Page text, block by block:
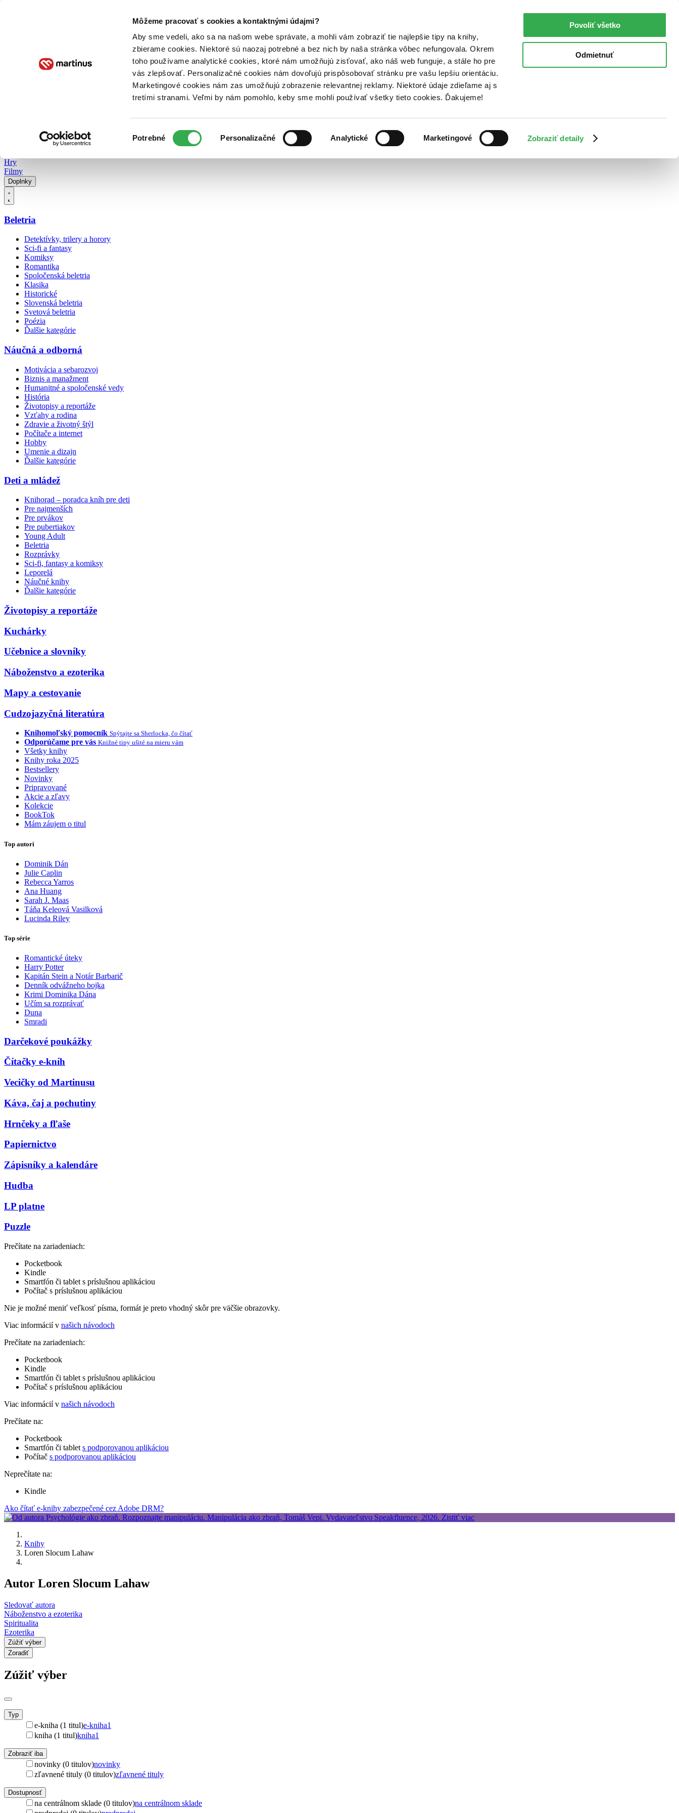
Môžeme pracovať s cookies a kontaktnými údajmi?
Aby sme vedeli, ako sa na našom webe správate, a mohli vám zobraziť tie najlepšie tipy na knihy,
zbierame cookies. Niektoré sú naozaj potrebné a bez nich by naša stránka vôbec nefungovala. Okrem
toho používame analytické cookies, ktoré nám umožňujú zisťovať, ako náš web funguje, a stále ho pre
vás zlepšovať. Personalizačné cookies nám dovoľujú prispôsobovať stránku pre vašu lepšiu orientáciu.
Marketingové cookies nám zas umožňujú zobrazenie relevantnej reklamy. Niektoré údaje zdieľame aj s
tretími stranami. Veľmi by nám pomohlo, keby sme mohli používať všetky tieto cookies. Ďakujeme!
súhlasu
Potrebné Personalizačné Analytické Marketingové Zobraziť detaily
Povoliť všetko
Odmietnuť
Poukážky Kontakt
Hry
Filmy
Doplnky
Beletria
Detektívky, trilery a horory
Sci-fi a fantasy
Komiksy
Romantika
Spoločenská beletria
Klasika
Historické
Slovenská beletria
Svetová beletria
Poézia
Ďalšie kategórie
Náučná a odborná
Motivácia a sebarozvoj
Biznis a manažment
Humanitné a spoločenské vedy
História
Životopisy a reportáže
Vzťahy a rodina
Zdravie a životný štýl
Počítače a internet
Hobby
Umenie a dizajn
Ďalšie kategórie
Deti a mládež
Knihorad – poradca kníh pre deti
Pre najmenších
Pre prvákov
Pre pubertiakov
Young Adult
Beletria
Rozprávky
Sci-fi, fantasy a komiksy
Leporelá
Náučné knihy
Ďalšie kategórie
Životopisy a reportáže
Kuchárky
Učebnice a slovníky
Náboženstvo a ezoterika
Mapy a cestovanie
Cudzojazyčná literatúra
Knihomoľský pomocník Spýtajte sa Sherlocka, čo čítať
Odporúčame pre vás Knižné tipy ušité na mieru vám
Všetky knihy
Knihy roka 2025
Bestsellery
Novinky
Pripravované
Akcie a zľavy
Kolekcie
BookTok
Mám záujem o titul
Top autori
Dominik Dán
Julie Caplin
Rebecca Yarros
Ana Huang
Sarah J. Maas
Táňa Keleová Vasilková
Lucinda Riley
Top série
Romantické úteky
Harry Potter
Kapitán Stein a Notár Barbarič
Denník odvážneho bojka
Krimi Dominika Dána
Učím sa rozprávať
Duna
Smradi
Darčekové poukážky
Čítačky e-kníh
Vecičky od Martinusu
Káva, čaj a pochutiny
Hrnčeky a fľaše
Papiernictvo
Zápisníky a kalendáre
Hudba
LP platne
Puzzle
Prečítate na zariadeniach:
Pocketbook
Kindle
Smartfón či tablet s príslušnou aplikáciou
Počítač s príslušnou aplikáciou
Nie je možné meniť veľkosť písma, formát je preto vhodný skôr pre väčšie obrazovky.
Viac informácií v našich návodoch
Prečítate na zariadeniach:
Pocketbook
Kindle
Smartfón či tablet s príslušnou aplikáciou
Počítač s príslušnou aplikáciou
Viac informácií v našich návodoch
Prečítate na:
Pocketbook
Smartfón či tablet s podporovanou aplikáciou
Počítač s podporovanou aplikáciou
Neprečítate na:
Kindle
Ako čítať e-knihy zabezpečené cez Adobe DRM?
Knihy
Loren Slocum Lahaw
Autor Loren Slocum Lahaw
Sledovať autora
Náboženstvo a ezoterika
Spiritualita
Ezoterika
Zúžiť výber
Zoradiť
Zúžiť výber
Typ
e-kniha (1 titul)e-kniha1
kniha (1 titul)kniha1
Zobraziť iba
novinky (0 titulov)novinky
zľavnené tituly (0 titulov)zľavnené tituly
Dostupnosť
na centrálnom sklade (0 titulov)na centrálnom sklade